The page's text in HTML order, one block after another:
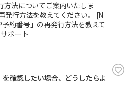
方法についてご案内いたしま
発行方法を教えてください。 [N
約番号」の再発行方法を教えて
ポート
確認したい場合、どうしたらよ